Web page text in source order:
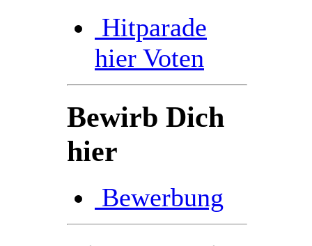
Hitparade
hier Voten
Bewirb Dich
hier
Bewerbung